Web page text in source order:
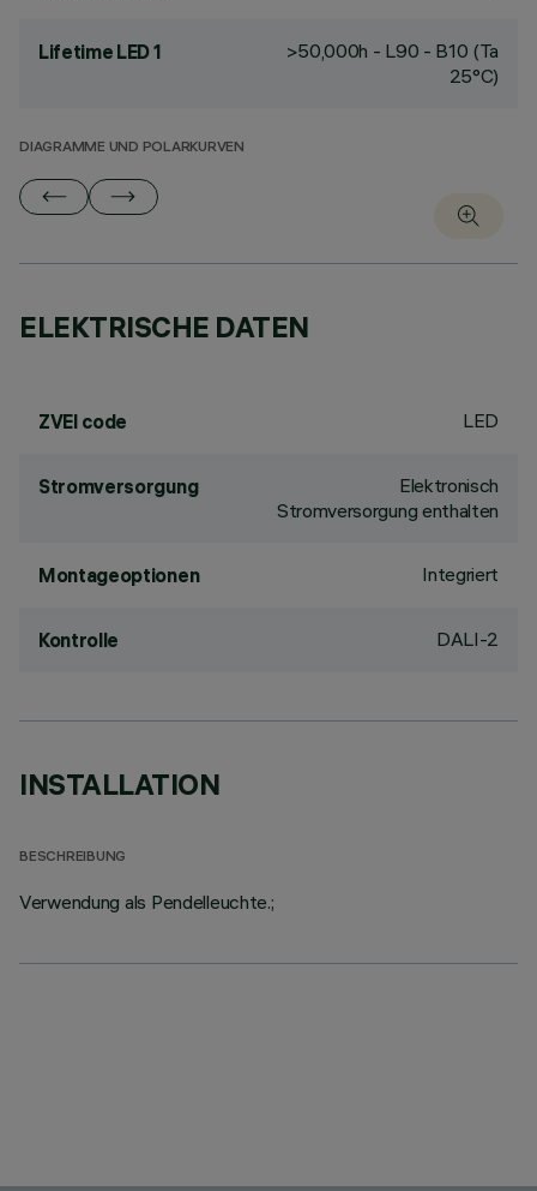
Lifetime LED 1
>50,000h - L90 - B10 (Ta
25°C)
DIAGRAMME UND POLARKURVEN
ELEKTRISCHE DATEN
ZVEI code LED
Stromversorgung
Elektronisch
Stromversorgung enthalten
Montageoptionen Integriert
Kontrolle DALI-2
INSTALLATION
BESCHREIBUNG
Verwendung als Pendelleuchte.;